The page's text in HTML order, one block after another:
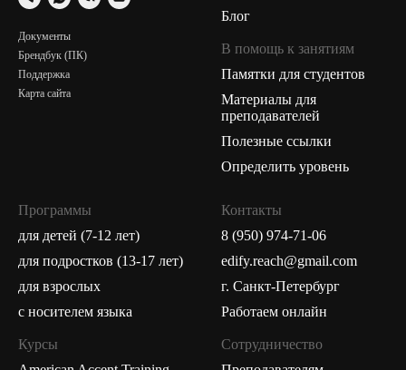
Документы
Брендбук (ПК)
Поддержка
Карта сайта
Блог
В помощь к занятиям
Памятки для студентов
Материалы для
преподавателей
Полезные ссылки
Определить уровень
Программы
для детей (7-12 лет)
для подростков (13-17 лет)
для взрослых
с носителем языка
Курсы
Контакты
8 (950) 974-71-06
edify.reach@gmail.com
г. Санкт-Петербург
Работаем онлайн
Сотрудничество